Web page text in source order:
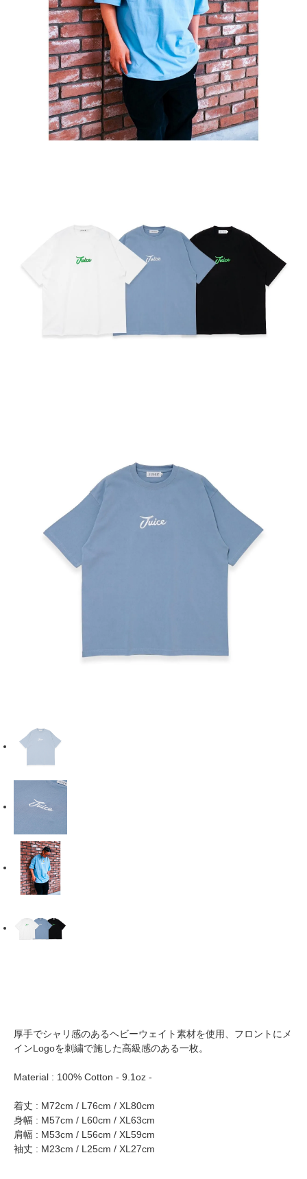
厚手でシャリ感のあるヘビーウェイト素材を使用、フロントにメ
インLogoを刺繍で施した高級感のある一枚。
Material : 100% Cotton - 9.1oz -
着丈 : M72cm / L76cm / XL80cm
身幅 : M57cm / L60cm / XL63cm
肩幅 : M53cm / L56cm / XL59cm
袖丈 : M23cm / L25cm / XL27cm